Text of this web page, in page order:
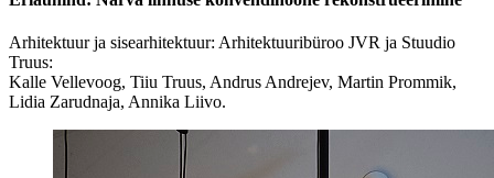
Arhitektuur ja sisearhitektuur: Arhitektuuribüroo JVR ja Stuudio
Truus:
Kalle Vellevoog, Tiiu Truus, Andrus Andrejev, Martin Prommik,
Lidia Zarudnaja, Annika Liivo.